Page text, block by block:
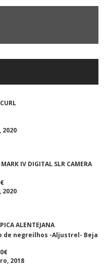
MIGUEL MARTINHO 15º
IV DIGITAL SLR CAMERA
ALENTEJANA
de negreilhos -Aljustrel- Beja
2018